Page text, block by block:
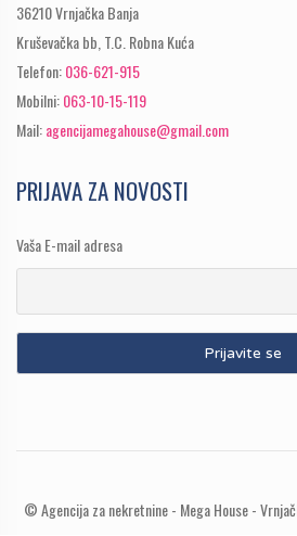
36210 Vrnjačka Banja
Kruševačka bb, T.C. Robna Kuća
Telefon:036-621-915
Mobilni:063-10-15-119
Mail:agencijamegahouse@gmail.com
PRIJAVA ZA NOVOSTI
Vaša E-mail adresa
© Agencija za nekretnine - Mega House -